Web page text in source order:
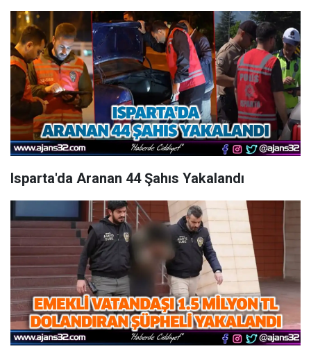
Isparta'da Aranan 44 Şahıs Yakalandı